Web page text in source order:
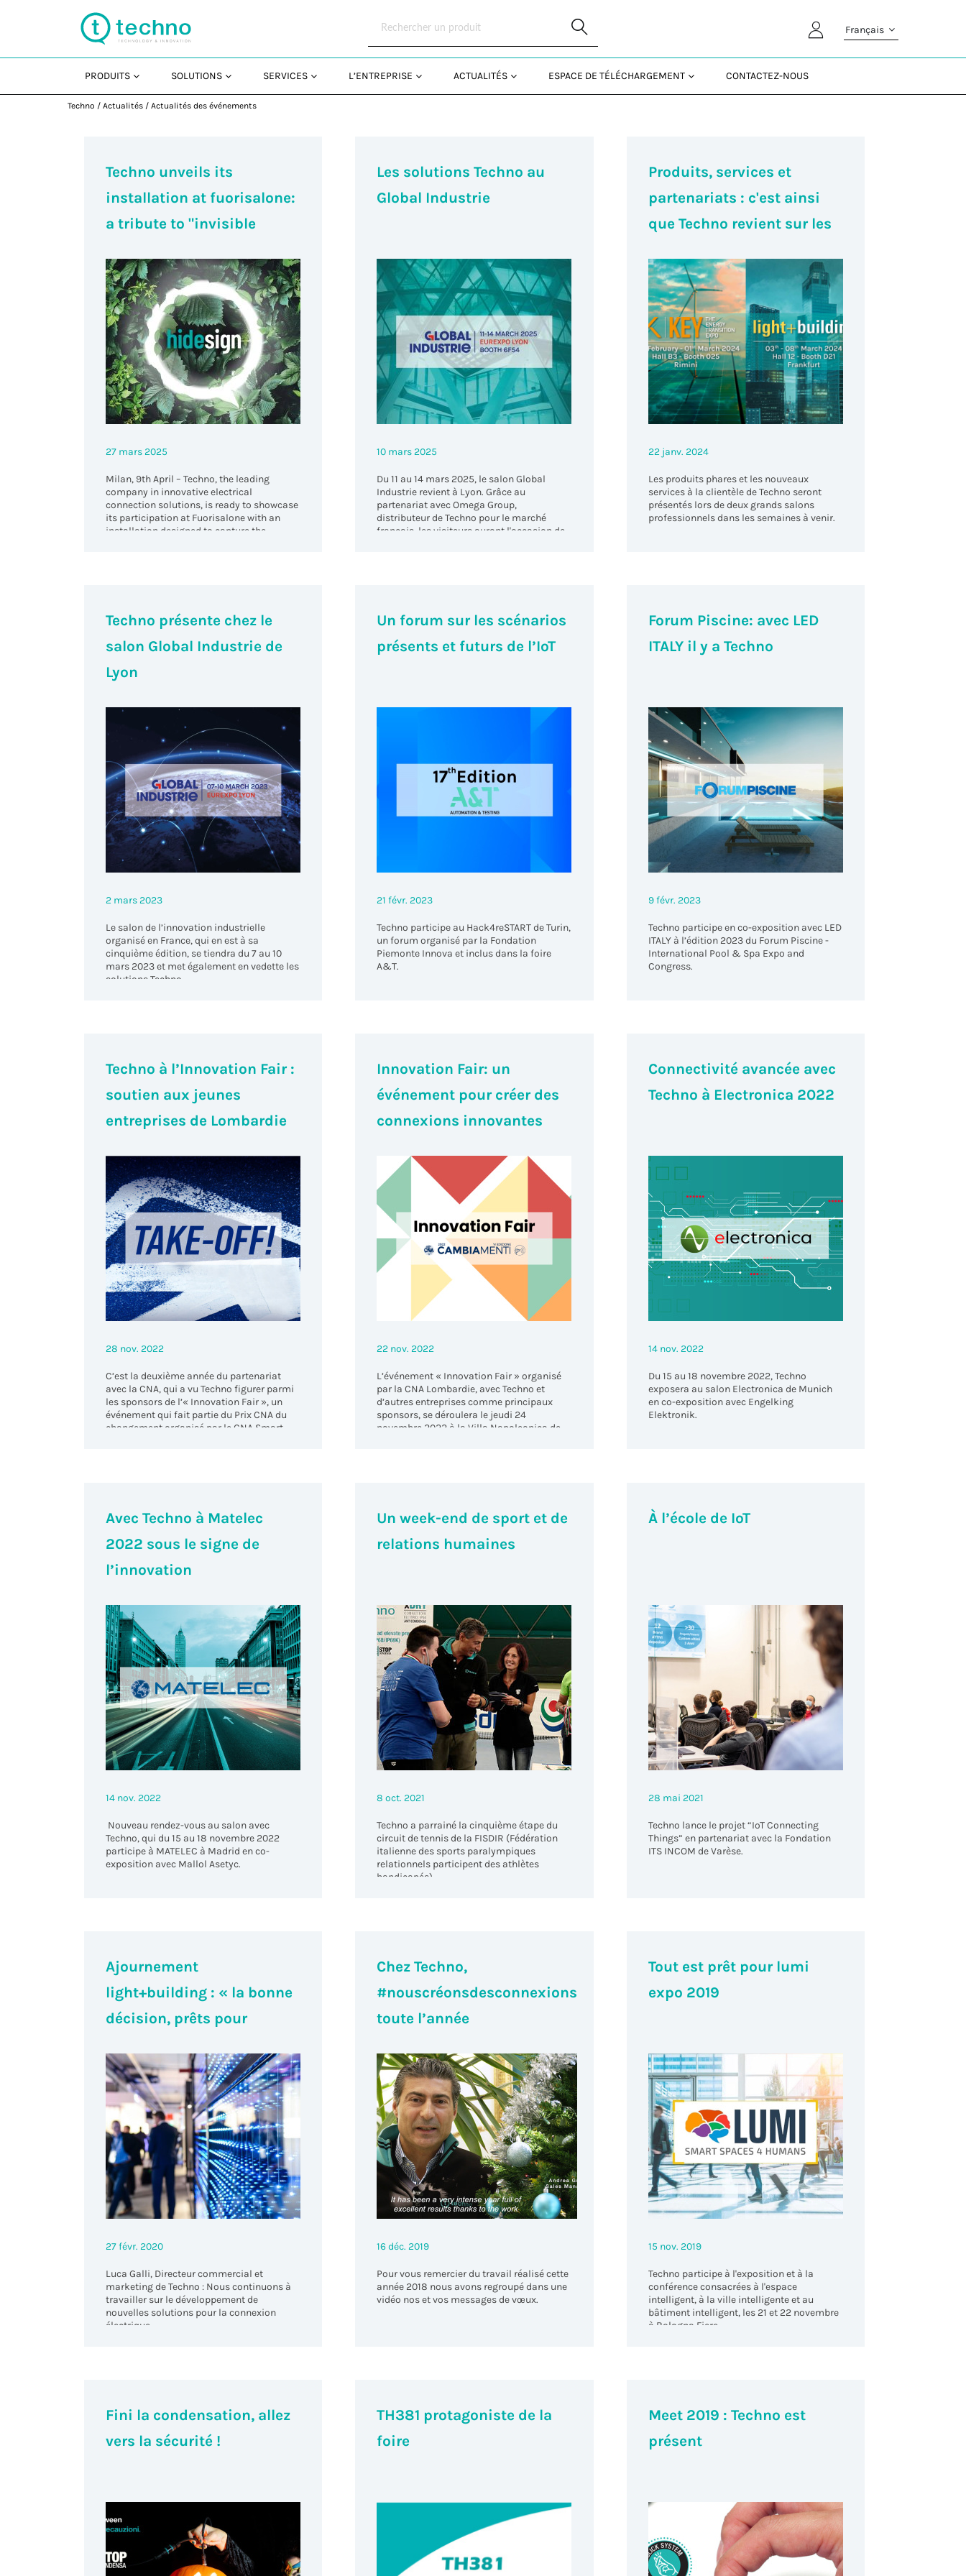
Français
PRODUITS SOLUTIONS SERVICES L’ENTREPRISE ACTUALITÉS ESPACE DE TÉLÉCHARGEMENT CONTACTEZ-NOUS
Techno / Actualités / Actualités des événements
Actualités des événements
Techno unveils its
installation at fuorisalone:
a tribute to "invisible
27 mars 2025
Milan, 9th April – Techno, the leading
company in innovative electrical
connection solutions, is ready to showcase
its participation at Fuorisalone with an
installation designed to capture the
Les solutions Techno au
Global Industrie
10 mars 2025
Du 11 au 14 mars 2025, le salon Global
Industrie revient à Lyon. Grâce au
partenariat avec Omega Group,
distributeur de Techno pour le marché
français, les visiteurs auront l'occasion de
Produits, services et
partenariats : c'est ainsi
que Techno revient sur les
22 janv. 2024
Les produits phares et les nouveaux
services à la clientèle de Techno seront
présentés lors de deux grands salons
professionnels dans les semaines à venir.
Techno présente chez le
salon Global Industrie de
Lyon
2 mars 2023
Le salon de l’innovation industrielle
organisé en France, qui en est à sa
cinquième édition, se tiendra du 7 au 10
mars 2023 et met également en vedette les
solutions Techno.
Un forum sur les scénarios
présents et futurs de l’IoT
21 févr. 2023
Techno participe au Hack4reSTART de Turin,
un forum organisé par la Fondation
Piemonte Innova et inclus dans la foire
A&T.
Forum Piscine: avec LED
ITALY il y a Techno
9 févr. 2023
Techno participe en co-exposition avec LED
ITALY à l’édition 2023 du Forum Piscine -
International Pool & Spa Expo and
Congress.
Techno à l’Innovation Fair :
soutien aux jeunes
entreprises de Lombardie
28 nov. 2022
C’est la deuxième année du partenariat
avec la CNA, qui a vu Techno figurer parmi
les sponsors de l’« Innovation Fair », un
événement qui fait partie du Prix CNA du
changement organisé par le CNA Smart
Innovation Fair: un
événement pour créer des
connexions innovantes
22 nov. 2022
L’événement « Innovation Fair » organisé
par la CNA Lombardie, avec Techno et
d’autres entreprises comme principaux
sponsors, se déroulera le jeudi 24
novembre 2022 à la Villa Napoleonica de
Connectivité avancée avec
Techno à Electronica 2022
14 nov. 2022
Du 15 au 18 novembre 2022, Techno
exposera au salon Electronica de Munich
en co-exposition avec Engelking
Elektronik.
Avec Techno à Matelec
2022 sous le signe de
l’innovation
14 nov. 2022
Nouveau rendez-vous au salon avec
Techno, qui du 15 au 18 novembre 2022
participe à MATELEC à Madrid en co-
exposition avec Mallol Asetyc.
Un week-end de sport et de
relations humaines
8 oct. 2021
Techno a parrainé la cinquième étape du
circuit de tennis de la FISDIR (Fédération
italienne des sports paralympiques
relationnels participent des athlètes
handicapés).
À l’école de IoT
28 mai 2021
Techno lance le projet “IoT Connecting
Things” en partenariat avec la Fondation
ITS INCOM de Varèse.
Ajournement
light+building : « la bonne
décision, prêts pour
27 févr. 2020
Luca Galli, Directeur commercial et
marketing de Techno : Nous continuons à
travailler sur le développement de
nouvelles solutions pour la connexion
électrique.
Chez Techno,
#nouscréonsdesconnexions
toute l’année
16 déc. 2019
Pour vous remercier du travail réalisé cette
année 2018 nous avons regroupé dans une
vidéo nos et vos messages de vœux.
Tout est prêt pour lumi
expo 2019
15 nov. 2019
Techno participe à l'exposition et à la
conférence consacrées à l'espace
intelligent, à la ville intelligente et au
bâtiment intelligent, les 21 et 22 novembre
à Bologna Fiere.
Fini la condensation, allez
vers la sécurité !
TH381 protagoniste de la
foire
Meet 2019 : Techno est
présent